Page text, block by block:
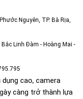
Nguyên, TP. Bà Rịa,
Linh Đàm - Hoàng Mai -
cao, camera
càng trở thành lựa